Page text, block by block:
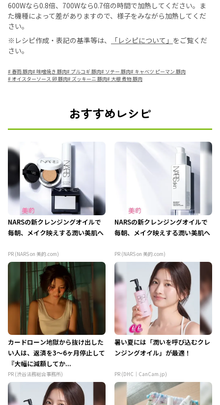
600Wなら0.8倍、700Wなら0.7倍の時間で加熱してください。ま
た機種によって差がありますので、様子をみながら加熱してくだ
さい。
※レシピ作成・表記の基準等は、
「レシピについて」 をご覧くだ
さい。
# 春雨 豚肉#味噌焼き 豚肉# プルコギ 豚肉# ソテー 豚肉# キャベツ ピーマン 豚肉
#オイスターソース 卵 豚肉# ズッキーニ 豚肉# 大根 煮物 豚肉
おすすめレシピ
NARSの新クレンジングオイルで
毎朝、メイク映えする潤い美肌へ
PR (NARS on 美的.com)
NARSの新クレンジングオイルで
毎朝、メイク映えする潤い美肌へ
PR (NARS on 美的.com)
カードローン地獄から抜け出した
い人は、返済を3～6ヶ月停止して
『大幅に減額してか...
PR (渋谷法務総合事務所)
暑い夏には「潤いを呼び込むクレ
ンジングオイル」が最適！
PR (DHC｜CanCam.jp)